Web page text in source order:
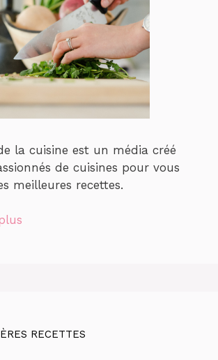
la cuisine est un média créé
de cuisines pour vous
meilleures recettes.
RECETTES